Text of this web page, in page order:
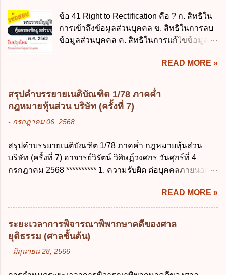
สำรองจ่ายได้แห่งละไม่เกินเท่าใร ก. 100,000
บาท ข. 50,000 บาท ค. 30,000 บาท ง. 10,000
บาท ข้อ 4 ดอกเบี้ยที่เกิดจากการนำเงินทดรอง
ราชการจำนวนที่เกินกว่า...
เกิน 90 วัน ข. ลาต่อเนื่องจากการคลอดบุตรได้
ไม่เกิน 90 วันทำการ ค. ลาได้ไม่เกิน 120 วัน
ง. ลาต่อเนื่องจากการคลอดบุตรได้ไม่เกิน 150
รัฐมนตรี ว่าด้วยการลาของข้าราชการ พ.ศ.
2555 กำหนดให้ข้าราชการที่รับราชการติดต่อ
กันมาแล้วไม่น้อยกว่า 10 ปี มีสิทธินำวันลาพัก
ผ่อนสะสมรวมกับวันลาพักผ่อนในปีปัจจุบันได้
15 การลาติดตามคู่สมรส ต้องมีระยะเวลาไม่
เกินกำหนดในข้อใดเพื่อมิให้มีผลเป็นการลา
ออกจากราชการ ก. ไม่เกิน 2 ปี ข. ไม่เกิน 3...
ข้อ 41 Right to Rectification คือ ? ก. สิทธิใน
การเข้าถึงข้อมูลส่วนบุคคล ข. สิทธิในการลบ
ข้อมูลส่วนบุคคล ค. สิทธิในการแก้ไขข้อมูล
การประมวลผลข้อมูลส่วนบุคคล ข้อ 42 ผู้
ควบคุมข้อมูลส่วนบุคคลต้องแก้ไขข้อมูลส่วน
บุคคลตามหลักการข้อใด ก. ถูกต้อง เป็น
ปัจจุบัน ข. สมบูรณ์ ค. ไม่ก่อให้เกิดความ
เข้าใจผิด ง. ถูกทุกข้อ ข้อ 43 มาตรการทาง
กฎหมายคุ้มครองข้อมูลส่วนบุคคล ในกรณีผู้
ข้อมูลส่วนบุคคลให้ถูกต้อง ก. ร้องทุกข์ ข. ร้อง
เรียน ค. อุทธรณ์ ง. ฟ้องร้อง ข้อ 44 หลักการ
สำคัญของสิทธิในการลบข้อมูลส่วนบุคคล คือ
ลบข้อมูลส่วนบุคคล ข. ขอให้ทำลายข้อมูล
ส่วนบุคคล ค. ทำให้ข้อมูลส่วนบุคคลไม่
สามารถระบุถึงตนได้ ง. ถูกทุกข้อ ข้อ 45
เงื่อนไข ในการใช้สิทธิลบข้อมูลส่วนบุคคล ข้อ
ส่วนบุคคลที่ไม่สมบูรณ์ ค. เจ้าของข้อมูลส่วน
READ MORE »
สรุปคำบรรยายเนติบัณฑิต 1/78 ภาคค่ำ
กฎหมายหุ้นส่วน บริษัท (ครั้งที่ 7)
- กรกฎาคม 06, 2568
สรุปคำบรรยายเนติบัณฑิต 1/78 ภาคค่ำ กฎหมายหุ้นส่วน
บริษัท (ครั้งที่ 7) อาจารย์วิรัตน์ วิศิษฏ์วงศกร วันศุกร์ที่ 4
กรกฎาคม 2568 ********** 1. ความรับผิด ต่อบุคคลภายนอก
คนใดคนหนึ่งได้จัดทำไปในทางที่เป็น ธรรมดาการค้าขาย
ของห้างหุ้นส่วน ม.1050 , 1025 โดยพิจารณาตามสภาพแห่ง
กิจการ การงานของห้าง และประเพณีทางการค้า -หุ้นส่วน
ต้องจัดการในนามของห้าง ไม่ว่าจะมีมูลเหตุจูงใจเพราะทุจริต
หรือมีอำนาจจัดการหรือไม่ก็ตาม จึงเป็นไปตามหลักกฎหมาย
ปิดปากหุ้นส่วนคนอื่น และหลักลูกหนี้ร่วมตามม.291 เพื่อ
READ MORE »
ระยะเวลาการพิจารณาพิพากษาคดีของศาล
ยุติธรรม (ศาลชั้นต้น)
- มิถุนายน 28, 2566